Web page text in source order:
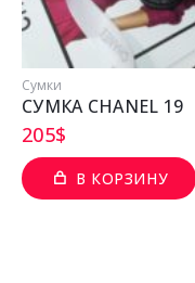
Сумки
СУМКА CHANEL 19
205$
В КОРЗИНУ